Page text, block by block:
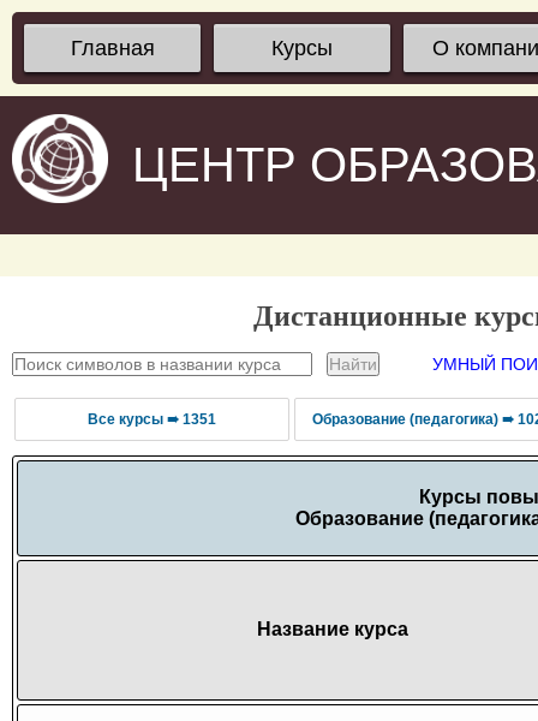
Главная Курсы О
ЦЕНТР
Дистанционные
УМНЫЙ
Все курсы ➠ 1351 Образование (педагогика) ➠
Курсы
Образование
Название курса